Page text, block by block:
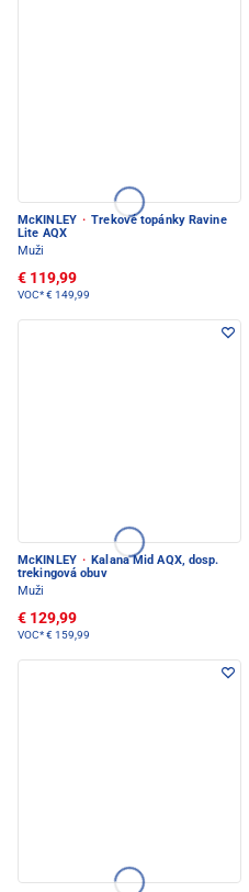
McKINLEY · Trekové topánky Ravine
Lite AQX
Muži
€ 119,99
VOC*€ 149,99
McKINLEY · Kalana Mid AQX, dosp.
trekingová obuv
Muži
€ 129,99
VOC*€ 159,99